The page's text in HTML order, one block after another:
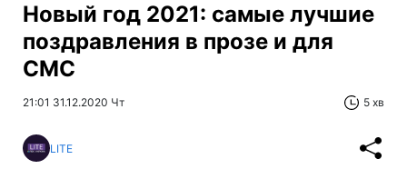
Новый год 2021: самые лучшие
поздравления в прозе и для
СМС
21:01 31.12.2020 Чт 5 хв
LITE